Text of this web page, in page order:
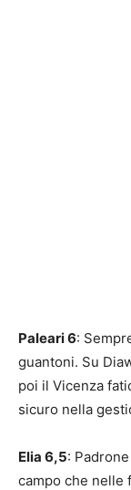
Paleari 6:
guantoni. Su
poi il Vicenza
sicuro nella
Elia 6,5:
campo che nelle